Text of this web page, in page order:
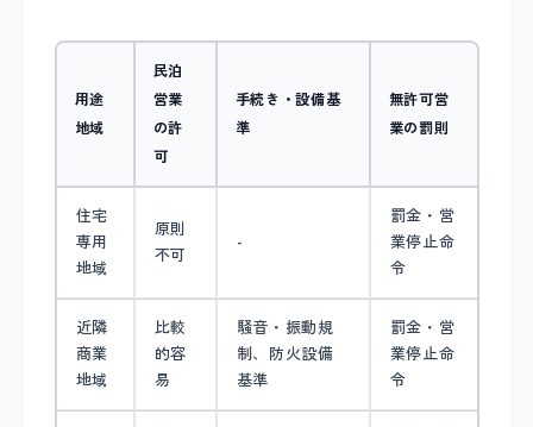
用途
地域
民泊
営業
の許
可
手続き・設備基
準
無許可営
業の罰則
住宅
専用
地域
原則
不可
-
罰金・営
業停止命
令
近隣
商業
地域
比較
的容
易
騒音・振動規
制、防火設備
基準
罰金・営
業停止命
令